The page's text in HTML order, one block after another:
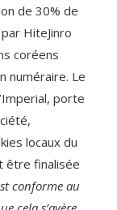
de 30% de
HiteJinro
coréens
numéraire. Le
porte
locaux du
être finalisée
conforme au